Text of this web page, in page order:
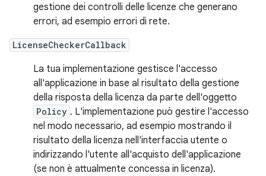
gestione dei controlli delle licenze che generano
errori, ad esempio errori di rete.
LicenseCheckerCallback
La tua implementazione gestisce l'accesso
all'applicazione in base al risultato della gestione
della risposta della licenza da parte dell'oggetto
Policy . L'implementazione può gestire l'accesso
nel modo necessario, ad esempio mostrando il
risultato della licenza nell'interfaccia utente o
indirizzando l'utente all'acquisto dell'applicazione
(se non è attualmente concessa in licenza).